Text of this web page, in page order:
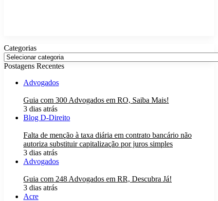
Categorias
Categorias
Postagens Recentes
Advogados
Guia com 300 Advogados em RO, Saiba Mais!
3 dias atrás
Blog D-Direito
Falta de menção à taxa diária em contrato bancário não
autoriza substituir capitalização por juros simples
3 dias atrás
Advogados
Guia com 248 Advogados em RR, Descubra Já!
3 dias atrás
Acre